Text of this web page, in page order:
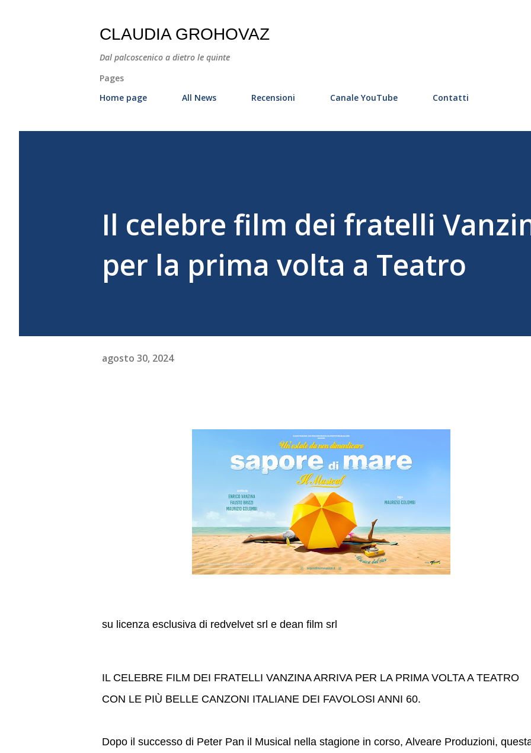
CLAUDIA GROHOVAZ
Dal palcoscenico a dietro le quinte
Pages
Home page
All News Recensioni Canale YouTube Contatti
Il celebre film dei fratelli
per la prima volta a Teatro
agosto 30, 2024
su licenza esclusiva di redvelvet srl e dean film srl
IL CELEBRE FILM DEI FRATELLI VANZINA ARRIVA PER LA PRIMA VOLTA A TEATRO
CON LE PIÙ BELLE CANZONI ITALIANE DEI FAVOLOSI ANNI 60.
Dopo il successo di Peter Pan il Musical nella stagione in corso, Alveare Produzioni,